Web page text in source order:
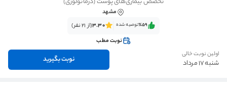
مشهد
٪59‌‌‌توصیه شده 3.30(از 21 نفر)
نوبت مطب
اولین نوبت خالی
شنبه 17 مرداد نوبت بگیرید